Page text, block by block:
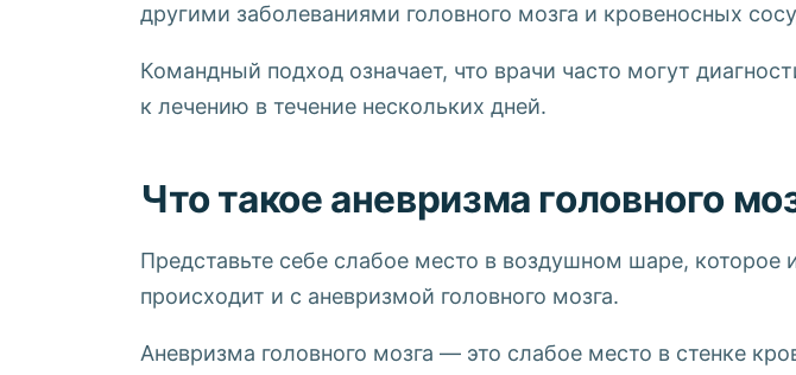
другими заболеваниями головного мозга и кровеносных
Командный подход означает, что врачи часто могут
к лечению в течение нескольких дней.
Что такое аневризма головного
Представьте себе слабое место в воздушном шаре, которое
происходит и с аневризмой головного мозга.
Аневризма головного мозга — это слабое место в стенке